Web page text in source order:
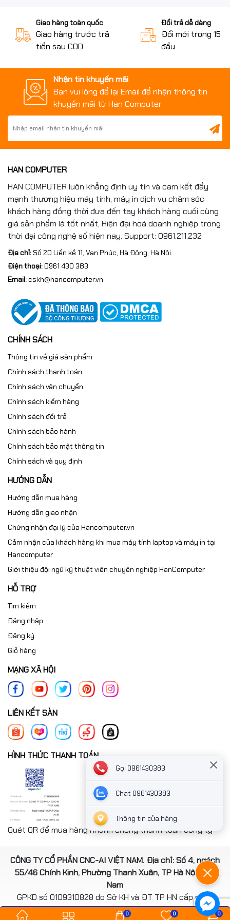
mua cho PC phổ thông
định, SSD M.2 tốc độ cao cùng thiết kế nhỏ gọn bền bỉ,
Mainboard MSI PRO H610M-E DDR4 là lựa chọn phù hợp
cho:
Máy tính học online
Build PC Intel tiết kiệm
Mua Mainboard MSI PRO
H610M-E DDR4 chính hãng
tại Hancomputer
Hancomputer.vn, khách hàng được cam kết sản phẩm
chính hãng, bảo hành uy tín và hỗ trợ kỹ thuật tận
tâm.
Hancomputer chuyên cung cấp linh kiện PC, mainboard
MSI, CPU Intel, RAM DDR4 và dịch vụ build PC theo yêu
cầu với mức giá cạnh tranh hấp dẫn.
Giao hàng toàn quốc
Giao hàng trước trả
tiền sau COD
Đổi trả dễ dàng
Đổi mới trong 15
đầu
Nhận tin khuyến mãi
Bạn vui lòng để lại Email để nhận thông tin
khuyến mãi từ Han Computer
HAN COMPUTER
HAN COMPUTER luôn khẳng định uy tín và cam kết đẩy
mạnh thương hiệu máy tính, máy in dịch vụ chăm sóc
khách hàng đồng thời đưa đến tay khách hàng cuối cùng
giá sản phẩm là tốt nhất, Hiện đại hoá doanh nghiệp trong
thời đại công nghệ số hiện nay. Support: 0961.211.232
Địa chỉ:Số 20 Liền kề 11, Vạn Phúc, Hà Đông, Hà Nội.
Điện thoại:0961 430 383
Email:cskh@hancomputer.vn
CHÍNH SÁCH
Thông tin về giá sản phẩm
Chính sách thanh toán
Chính sách vận chuyển
Chính sách kiểm hàng
Chính sách đổi trả
Chính sách bảo hành
Chính sách bảo mật thông tin
Chính sách và quy định
HƯỚNG DẪN
Hướng dẫn mua hàng
Hướng dẫn giao nhận
Chứng nhận đại lý của Hancomputer.vn
Cảm nhận của khách hàng khi mua máy tính laptop và máy in tại
Hancomputer
Giới thiệu đội ngũ kỹ thuật viên chuyên nghiệp HanComputer
HỖ TRỢ
Tìm kiếm
Đăng nhập
Đăng ký
Giỏ hàng
MẠNG XÃ HỘI
LIÊN KẾT SÀN
HÌNH THỨC THANH TOÁN
Quét QR để mua hàng nhanh chóng thanh toán công ty
CÔNG TY CỔ PHẦN CNC-AI VIỆT NAM. Địa chỉ: Số 4, ngách
55/46 Chính Kinh, Phường Thanh Xuân, TP Hà Nội, Việt
Nam
GPKD số 0109310828 do Sở KH và ĐT TP HN cấp ngày
14/08/2020
0 0 0
Gọi 0961430383
Chat 0961430383
Thông tin cửa hàng